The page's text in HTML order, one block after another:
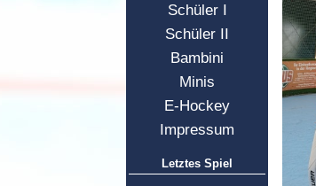
Schüler I
Schüler II
Bambini
Minis
E-Hockey
Impressum
Letztes Spiel